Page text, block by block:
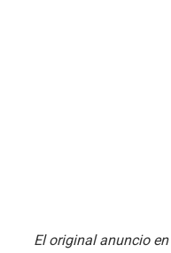
El original anuncio